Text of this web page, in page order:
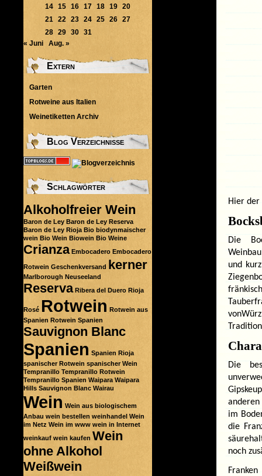
Hier
Die
und
Die
im
die
noch
14 15 16 17 18 19
20
21
22 23 24 25 26
27
28 29 30
31
« Juni
Aug. »
Extern
Garten
Rotweine aus Italien
Weinetiketten Archiv
Blog Verzeichnisse
Schlagwörter
Alkoholfreier Wein
Baron de Ley Baron de Ley Reserva
Baron de Ley Rioja Bio biodynmaischer
wein Bio Wein Biowein Bio Weine
Crianza Embocadero Embocadero
Rotwein Geschenkversand kerner
Marlborough Neuseeland
Reserva Ribera del Duero Rioja
Rosé Rotwein Rotwein aus
Spanien Rotwein Spanien
Sauvignon Blanc
Spanien Spanien Rioja
spanischer Rotwein spanischer Wein
Tempranillo Tempranillo Rotwein
Tempranillo Spanien Waipara Waipara
Hills Sauvignon Blanc Wairau
Wein Wein aus biologischem
Anbau wein bestellen weinhandel Wein
im Netz Wein im www wein in Internet
weinkauf wein kaufen Wein
ohne Alkohol
Weißwein